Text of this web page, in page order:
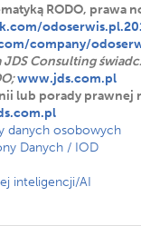
RODO, prawa
company/
Consulting
www.jds.com.pl
lub porady prawnej
danych osobowych
Danych / IOD
inteligencji/AI